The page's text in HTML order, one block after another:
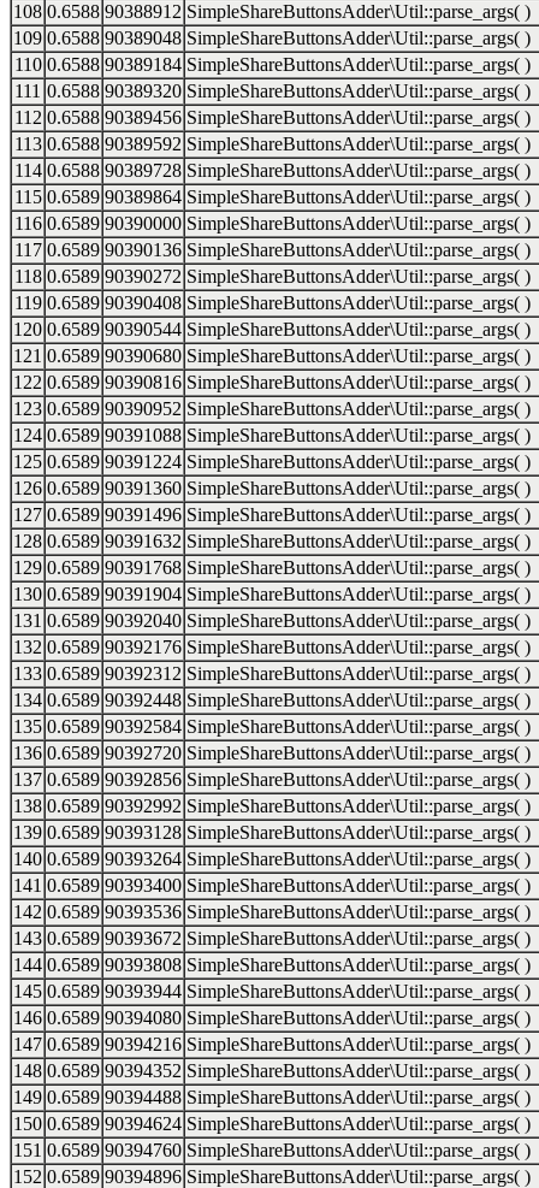
108 0.6588 90388912 SimpleShareButtonsAdder\Util::parse_args( )
109 0.6588 90389048 SimpleShareButtonsAdder\Util::parse_args( )
110 0.6588 90389184 SimpleShareButtonsAdder\Util::parse_args( )
111 0.6588 90389320 SimpleShareButtonsAdder\Util::parse_args( )
112 0.6588 90389456 SimpleShareButtonsAdder\Util::parse_args( )
113 0.6588 90389592 SimpleShareButtonsAdder\Util::parse_args( )
114 0.6588 90389728 SimpleShareButtonsAdder\Util::parse_args( )
115 0.6589 90389864 SimpleShareButtonsAdder\Util::parse_args( )
116 0.6589 90390000 SimpleShareButtonsAdder\Util::parse_args( )
117 0.6589 90390136 SimpleShareButtonsAdder\Util::parse_args( )
118 0.6589 90390272 SimpleShareButtonsAdder\Util::parse_args( )
119 0.6589 90390408 SimpleShareButtonsAdder\Util::parse_args( )
120 0.6589 90390544 SimpleShareButtonsAdder\Util::parse_args( )
121 0.6589 90390680 SimpleShareButtonsAdder\Util::parse_args( )
122 0.6589 90390816 SimpleShareButtonsAdder\Util::parse_args( )
123 0.6589 90390952 SimpleShareButtonsAdder\Util::parse_args( )
124 0.6589 90391088 SimpleShareButtonsAdder\Util::parse_args( )
125 0.6589 90391224 SimpleShareButtonsAdder\Util::parse_args( )
126 0.6589 90391360 SimpleShareButtonsAdder\Util::parse_args( )
127 0.6589 90391496 SimpleShareButtonsAdder\Util::parse_args( )
128 0.6589 90391632 SimpleShareButtonsAdder\Util::parse_args( )
129 0.6589 90391768 SimpleShareButtonsAdder\Util::parse_args( )
130 0.6589 90391904 SimpleShareButtonsAdder\Util::parse_args( )
131 0.6589 90392040 SimpleShareButtonsAdder\Util::parse_args( )
132 0.6589 90392176 SimpleShareButtonsAdder\Util::parse_args( )
133 0.6589 90392312 SimpleShareButtonsAdder\Util::parse_args( )
134 0.6589 90392448 SimpleShareButtonsAdder\Util::parse_args( )
135 0.6589 90392584 SimpleShareButtonsAdder\Util::parse_args( )
136 0.6589 90392720 SimpleShareButtonsAdder\Util::parse_args( )
137 0.6589 90392856 SimpleShareButtonsAdder\Util::parse_args( )
138 0.6589 90392992 SimpleShareButtonsAdder\Util::parse_args( )
139 0.6589 90393128 SimpleShareButtonsAdder\Util::parse_args( )
140 0.6589 90393264 SimpleShareButtonsAdder\Util::parse_args( )
141 0.6589 90393400 SimpleShareButtonsAdder\Util::parse_args( )
142 0.6589 90393536 SimpleShareButtonsAdder\Util::parse_args( )
143 0.6589 90393672 SimpleShareButtonsAdder\Util::parse_args( )
144 0.6589 90393808 SimpleShareButtonsAdder\Util::parse_args( )
145 0.6589 90393944 SimpleShareButtonsAdder\Util::parse_args( )
146 0.6589 90394080 SimpleShareButtonsAdder\Util::parse_args( )
147 0.6589 90394216 SimpleShareButtonsAdder\Util::parse_args( )
148 0.6589 90394352 SimpleShareButtonsAdder\Util::parse_args( )
149 0.6589 90394488 SimpleShareButtonsAdder\Util::parse_args( )
150 0.6589 90394624 SimpleShareButtonsAdder\Util::parse_args( )
151 0.6589 90394760 SimpleShareButtonsAdder\Util::parse_args( )
152 0.6589 90394896 SimpleShareButtonsAdder\Util::parse_args( )